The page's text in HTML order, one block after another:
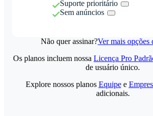
Suporte prioritário
Sem anúncios
Não quer assinar?Ver mais opções
Os planos incluem nossa Licença Pro
de usuário único.
Explore nossos planos Equipee
adicionais.